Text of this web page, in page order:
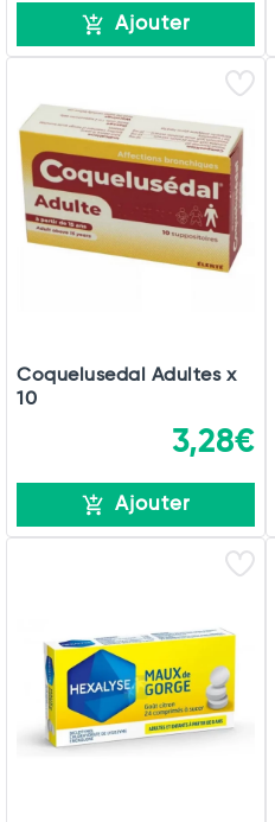
Ajouter
Coquelusedal Adultes x
10
3,28€
Ajouter